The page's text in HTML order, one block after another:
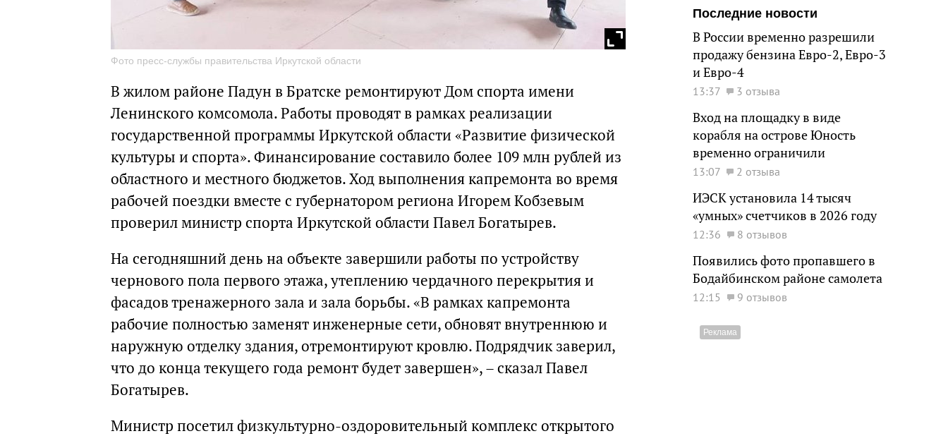
Фото пресс-службы правительства Иркутской области
В жилом районе Падун в Братске ремонтируют Дом спорта имени
Ленинского комсомола. Работы проводят в рамках реализации
государственной программы Иркутской области «Развитие физической
культуры и спорта». Финансирование составило более 109 млн рублей из
областного и местного бюджетов. Ход выполнения капремонта во время
рабочей поездки вместе с губернатором региона Игорем Кобзевым
проверил министр спорта Иркутской области Павел Богатырев.
На сегодняшний день на объекте завершили работы по устройству
чернового пола первого этажа, утеплению чердачного перекрытия и
фасадов тренажерного зала и зала борьбы. «В рамках капремонта
рабочие полностью заменят инженерные сети, обновят внутреннюю и
наружную отделку здания, отремонтируют кровлю. Подрядчик заверил,
что до конца текущего года ремонт будет завершен», – сказал Павел
Богатырев.
Министр посетил физкультурно-оздоровительный комплекс открытого
Последние новости
В России временно разрешили
продажу бензина Евро-2, Евро-3
и Евро-4
13:37 3 отзыва
Вход на площадку в виде
корабля на острове Юность
временно ограничили
13:07 2 отзыва
ИЭСК установила 14 тысяч
«умных» счетчиков в 2026 году
12:36 8 отзывов
Появились фото пропавшего в
Бодайбинском районе самолета
12:15 9 отзывов